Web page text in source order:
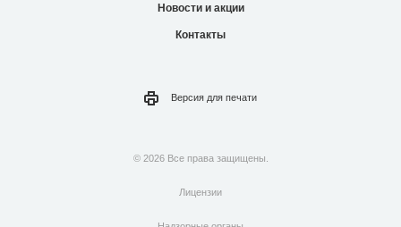
Новости и акции
Контакты
Версия для печати
© 2026 Все права защищены.
Лицензии